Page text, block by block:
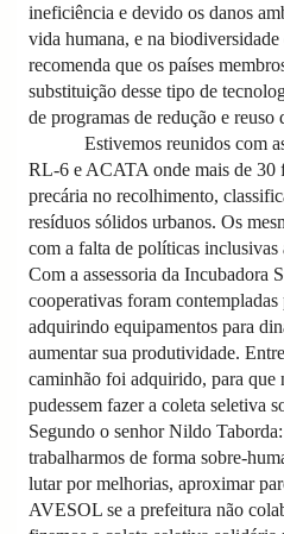
ineficiência e devido os danos
vida humana, e na biodiversidade
recomenda que os países
substituição desse tipo de
de programas de redução e reuso
Estivemos reunidos com
RL-6 e ACATA onde mais de 30
precária no recolhimento,
resíduos sólidos urbanos. Os
com a falta de políticas
Com a assessoria da Incubadora
cooperativas foram
adquirindo equipamentos para
aumentar sua produtividade.
caminhão foi adquirido, para que
pudessem fazer a coleta seletiva
Segundo o senhor Nildo
trabalharmos de forma sobre-
lutar por melhorias, aproximar
AVESOL se a prefeitura não